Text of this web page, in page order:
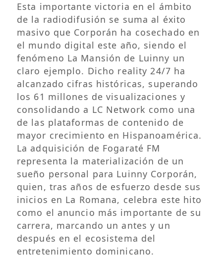
Esta importante victoria en el ámbito
de la radiodifusión se suma al éxito
masivo que Corporán ha cosechado en
el mundo digital este año, siendo el
fenómeno La Mansión de Luinny un
claro ejemplo. Dicho reality 24/7 ha
alcanzado cifras históricas, superando
los 61 millones de visualizaciones y
consolidando a LC Network como una
de las plataformas de contenido de
mayor crecimiento en Hispanoamérica.
La adquisición de Fogaraté FM
representa la materialización de un
sueño personal para Luinny Corporán,
quien, tras años de esfuerzo desde sus
inicios en La Romana, celebra este hito
como el anuncio más importante de su
carrera, marcando un antes y un
después en el ecosistema del
entretenimiento dominicano.